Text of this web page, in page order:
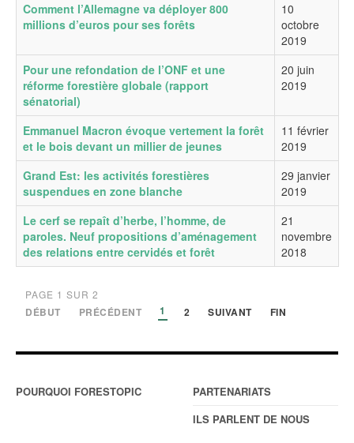
Comment l’Allemagne va déployer 800
millions d’euros pour ses forêts
10
octobre
2019
Pour une refondation de l’ONF et une
réforme forestière globale (rapport
sénatorial)
20 juin
2019
Emmanuel Macron évoque vertement la forêt
et le bois devant un millier de jeunes
11 février
2019
Grand Est: les activités forestières
suspendues en zone blanche
29 janvier
2019
Le cerf se repaît d’herbe, l’homme, de
paroles. Neuf propositions d’aménagement
des relations entre cervidés et forêt
21
novembre
2018
PAGE 1 SUR 2
DÉBUT PRÉCÉDENT 1 2 SUIVANT FIN
POURQUOI FORESTOPIC
PARTENARIATS
ILS PARLENT DE NOUS